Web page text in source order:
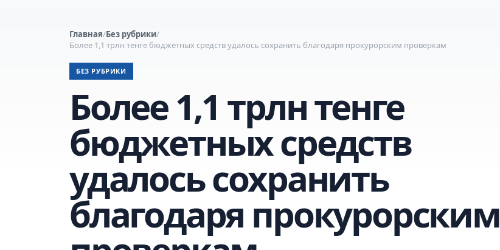
Главная/Без рубрики/
Более 1,1 трлн тенге бюджетных средств удалось сохранить благодаря прокурорским проверкам
БЕЗ РУБРИКИ
Более 1,1 трлн тенге
бюджетных средств
удалось сохранить
благодаря прокурорским